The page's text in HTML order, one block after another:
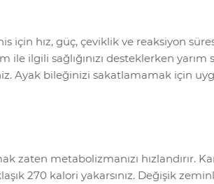
için hız, güç, çeviklik ve reaksiyon
ile ilgili sağlığınızı desteklerken yarım
Ayak bileğinizi sakatlamamak için
zaten metabolizmanızı hızlandırır.
270 kalori yakarsınız. Değişik